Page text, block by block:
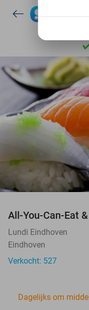
7
All-You-Can-Eat
Lundi Eindhoven
Eindhoven
Verkocht: 527
Dagelijks om